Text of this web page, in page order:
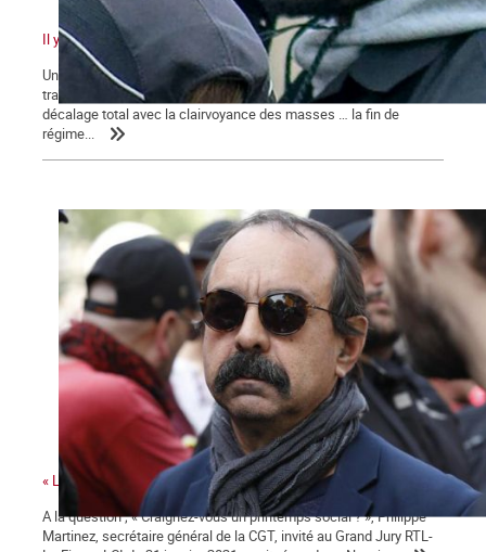
Il y a quelque chose de pourri au royaume de Macron
Un pouvoir en marche pour sa réélection qui n’en finit pas de
traîner des casseroles judiciaires … Une classe politique en
décalage total avec la clairvoyance des masses … la fin de
régime...
« La colère sociale est là » ...
A la question ; « Craignez-vous un printemps social ? », Philippe
Martinez, secrétaire général de la CGT, invité au Grand Jury RTL-